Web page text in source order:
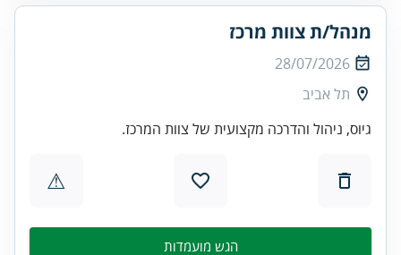
מנהל/ת צוות מרכז
28/07/2026
תל אביב
גיוס, ניהול והדרכה מקצועית של צוות המרכז.
⚠
הגש מועמדות